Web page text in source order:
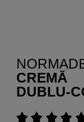
CREMĂ
DUBLU-